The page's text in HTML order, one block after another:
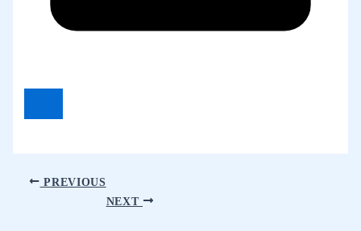
PREVIOUS
NEXT